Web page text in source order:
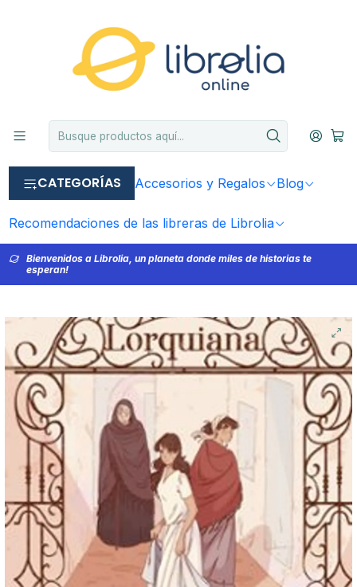
CATEGORÍAS Accesorios y Regalos Blog
Recomendaciones de las libreras de Librolia
Bienvenidos a Librolia, un planeta donde miles de historias te
esperan!